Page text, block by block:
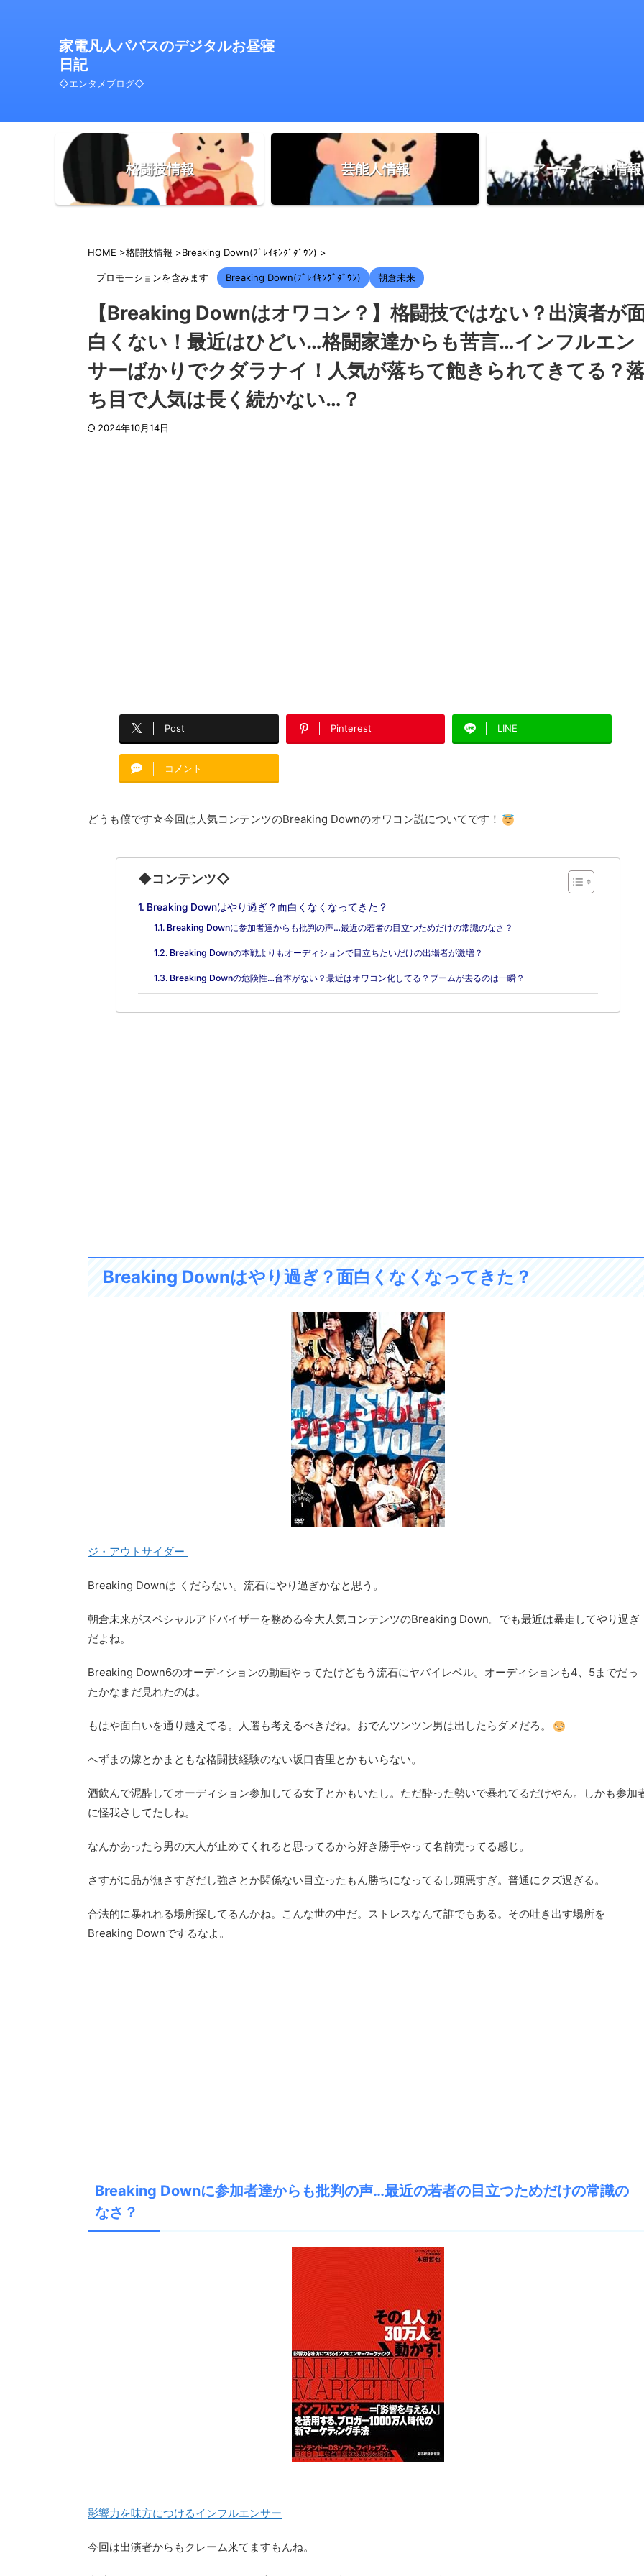
家電凡人パパスのデジタルお昼寝
日記
◇エンタメブログ◇
格闘技情報 芸能人情報 アーティスト情
HOME >格闘技情報 >Breaking Down(ﾌﾞﾚｲｷﾝｸﾞﾀﾞｳﾝ) >
プロモーションを含みます Breaking Down(ﾌﾞﾚｲｷﾝｸﾞﾀﾞｳﾝ) 朝倉未来
【Breaking Downはオワコン？】格闘技ではない？出演者が
白くない！最近はひどい…格闘家達からも苦言…インフルエン
サーばかりでクダラナイ！人気が落ちて飽きられてきてる？
ち目で人気は長く続かない…？
2024年10月14日
Post Pinterest LINE
コメント
どうも僕です☆今回は人気コンテンツのBreaking Downのオワコン説についてです！
◆コンテンツ◇
Breaking Downはやり過ぎ？面白くなくなってきた？
Breaking Downに参加者達からも批判の声…最近の若者の目立つためだけの常識のなさ？
Breaking Downの本戦よりもオーディションで目立ちたいだけの出場者が激増？
Breaking Downの危険性…台本がない？最近はオワコン化してる？ブームが去るのは一瞬？
Breaking Downはやり過ぎ？面白くなくなってきた？
ジ・アウトサイダー
Breaking Downは くだらない。流石にやり過ぎかなと思う。
朝倉未来がスペシャルアドバイザーを務める今大人気コンテンツのBreaking Down。でも最近は暴走してやり過ぎ
だよね。
Breaking Down6のオーディションの動画やってたけどもう流石にヤバイレベル。オーディションも4、5までだっ
たかなまだ見れたのは。
もはや面白いを通り越えてる。人選も考えるべきだね。おでんツンツン男は出したらダメだろ。
へずまの嫁とかまともな格闘技経験のない坂口杏里とかもいらない。
酒飲んで泥酔してオーディション参加してる女子とかもいたし。ただ酔った勢いで暴れてるだけやん。しかも参加
に怪我さしてたしね。
なんかあったら男の大人が止めてくれると思ってるから好き勝手やって名前売ってる感じ。
さすがに品が無さすぎだし強さとか関係ない目立ったもん勝ちになってるし頭悪すぎ。普通にクズ過ぎる。
合法的に暴れれる場所探してるんかね。こんな世の中だ。ストレスなんて誰でもある。その吐き出す場所を
Breaking Downでするなよ。
Breaking Downに参加者達からも批判の声…最近の若者の目立つためだけの常識の
なさ？
影響力を味方につけるインフルエンサー
今回は出演者からもクレーム来てますもんね。